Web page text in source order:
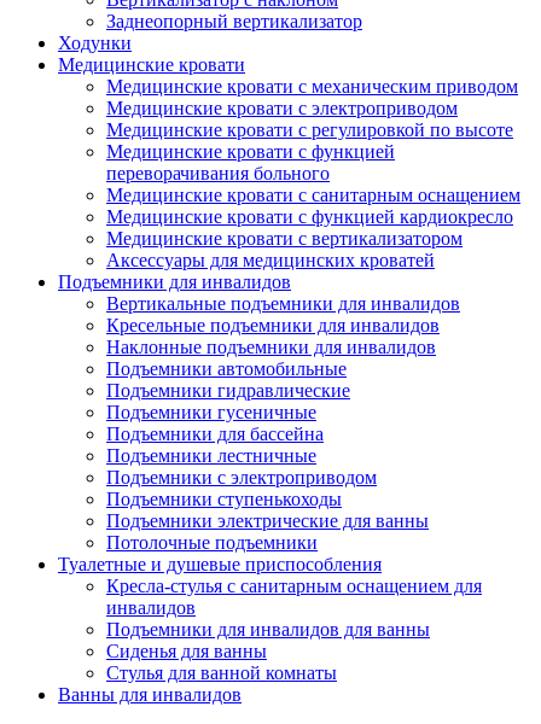
Заднеопорный вертикализатор
Ходунки
Медицинские кровати
Медицинские кровати с механическим приводом
Медицинские кровати с электроприводом
Медицинские кровати с регулировкой по высоте
Медицинские кровати с функцией
переворачивания больного
Медицинские кровати с санитарным оснащением
Медицинские кровати с функцией кардиокресло
Медицинские кровати с вертикализатором
Аксессуары для медицинских кроватей
Подъемники для инвалидов
Вертикальные подъемники для инвалидов
Кресельные подъемники для инвалидов
Наклонные подъемники для инвалидов
Подъемники автомобильные
Подъемники гидравлические
Подъемники гусеничные
Подъемники для бассейна
Подъемники лестничные
Подъемники с электроприводом
Подъемники ступенькоходы
Подъемники электрические для ванны
Потолочные подъемники
Туалетные и душевые приспособления
Кресла-стулья с санитарным оснащением для
инвалидов
Подъемники для инвалидов для ванны
Сиденья для ванны
Стулья для ванной комнаты
Ванны для инвалидов